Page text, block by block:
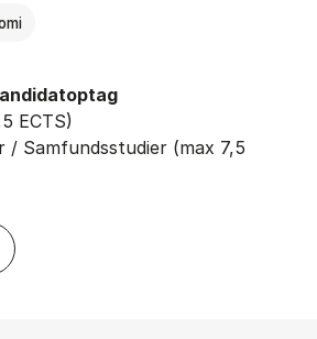
ECTS)
/ Samfundsstudier (max 7,5